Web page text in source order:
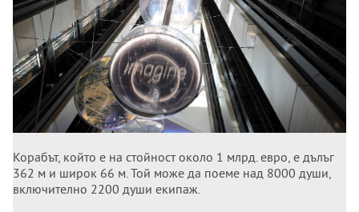
Корабът, който е на стойност около 1 млрд. евро, е дълъг
362 м и широк 66 м. Той може да поеме над 8000 души,
включително 2200 души екипаж.